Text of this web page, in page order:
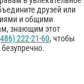
друзей или
и общими
знающим этот
222-21-60, чтобы